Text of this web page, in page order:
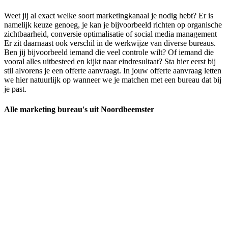
Weet jij al exact welke soort marketingkanaal je nodig hebt? Er is
namelijk keuze genoeg, je kan je bijvoorbeeld richten op organische
zichtbaarheid, conversie optimalisatie of social media management
Er zit daarnaast ook verschil in de werkwijze van diverse bureaus.
Ben jij bijvoorbeeld iemand die veel controle wilt? Of iemand die
vooral alles uitbesteed en kijkt naar eindresultaat? Sta hier eerst bij
stil alvorens je een offerte aanvraagt. In jouw offerte aanvraag letten
we hier natuurlijk op wanneer we je matchen met een bureau dat bij
je past.
Alle marketing bureau's uit Noordbeemster